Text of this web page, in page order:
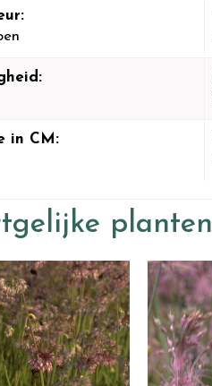
in CM:
planten